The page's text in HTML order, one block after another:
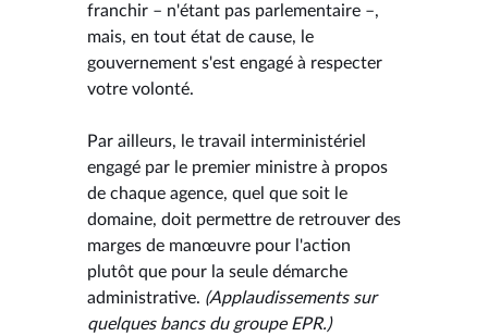
franchir – n'étant pas parlementaire –,
mais, en tout état de cause, le
gouvernement s'est engagé à respecter
votre volonté.
Par ailleurs, le travail interministériel
engagé par le premier ministre à propos
de chaque agence, quel que soit le
domaine, doit permettre de retrouver des
marges de manœuvre pour l'action
plutôt que pour la seule démarche
administrative. (Applaudissements sur
quelques bancs du groupe EPR.)